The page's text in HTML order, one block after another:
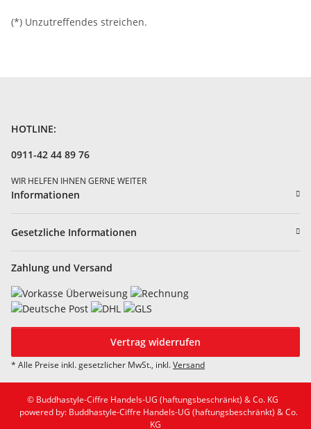
(*) Unzutreffendes streichen.
HOTLINE:
0911-42 44 89 76
WIR HELFEN IHNEN GERNE WEITER
Informationen
Gesetzliche Informationen
Zahlung und Versand
Vertrag widerrufen
* Alle Preise inkl. gesetzlicher MwSt., inkl.Versand
© Buddhastyle-Ciffre Handels-UG (haftungsbeschränkt) & Co. KG
powered by: Buddhastyle-Ciffre Handels-UG (haftungsbeschränkt) & Co.
KG